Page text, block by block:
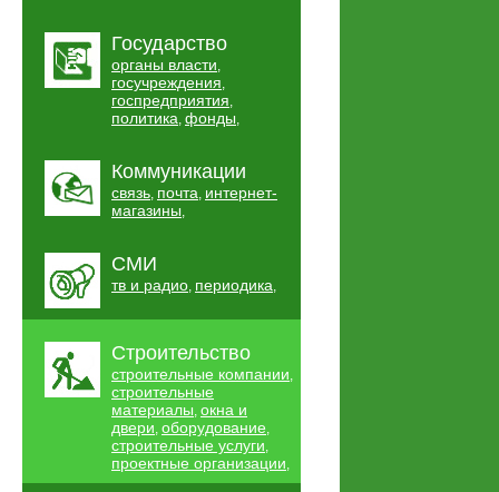
Государство
органы власти,
госучреждения,
госпредприятия,
политика, фонды,
Коммуникации
связь, почта, интернет-
магазины,
СМИ
тв и радио, периодика,
Строительство
строительные компании,
строительные
материалы, окна и
двери, оборудование,
строительные услуги,
проектные организации,